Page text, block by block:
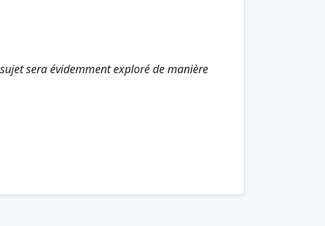
sera évidemment exploré de manière